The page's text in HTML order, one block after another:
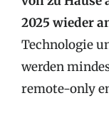
2025 wieder
Technologie
werden
remote-only